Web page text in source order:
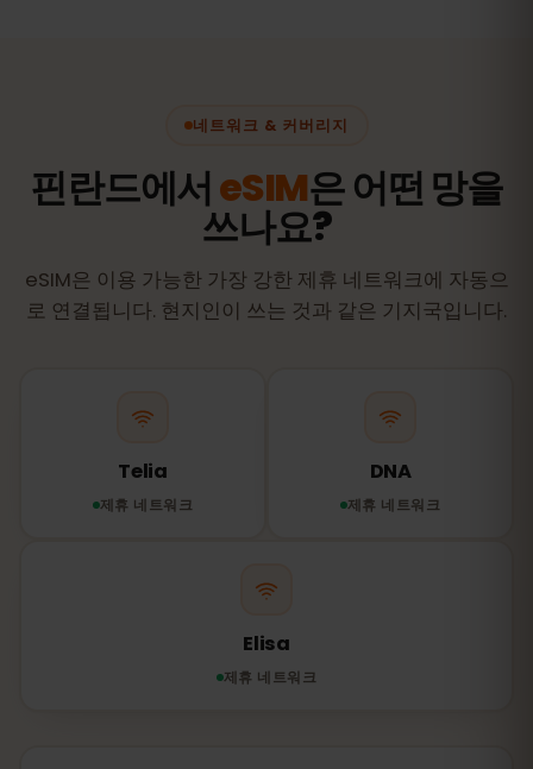
네트워크 & 커버리지
핀란드에서eSIM은 어떤 망을
쓰나요?
eSIM은 이용 가능한 가장 강한 제휴 네트워크에 자동으
로 연결됩니다. 현지인이 쓰는 것과 같은 기지국입니다.
Telia
제휴 네트워크
DNA
제휴 네트워크
Elisa
제휴 네트워크